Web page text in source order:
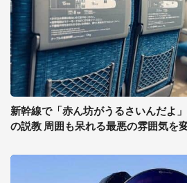
新幹線で「赤ん坊がうるさいんだよ
の説教 周囲も呆れる最悪の雰囲気を